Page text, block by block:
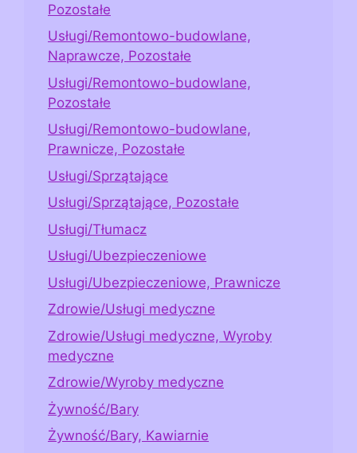
Pozostałe
Usługi/Remontowo-budowlane,
Naprawcze, Pozostałe
Usługi/Remontowo-budowlane,
Pozostałe
Usługi/Remontowo-budowlane,
Prawnicze, Pozostałe
Usługi/Sprzątające
Usługi/Sprzątające, Pozostałe
Usługi/Tłumacz
Usługi/Ubezpieczeniowe
Usługi/Ubezpieczeniowe, Prawnicze
Zdrowie/Usługi medyczne
Zdrowie/Usługi medyczne, Wyroby
medyczne
Zdrowie/Wyroby medyczne
Żywność/Bary
Żywność/Bary, Kawiarnie